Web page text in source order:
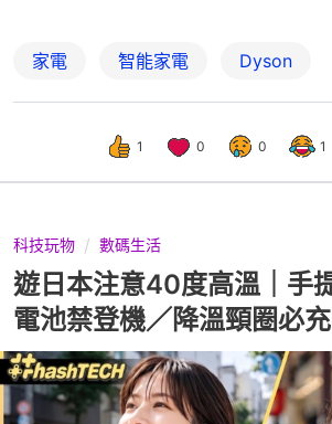
家電 智能家電 Dyson
1 0 0 1
科技玩物 數碼生活
遊日本注意40度高溫｜手
電池禁登機／降溫頸圈必